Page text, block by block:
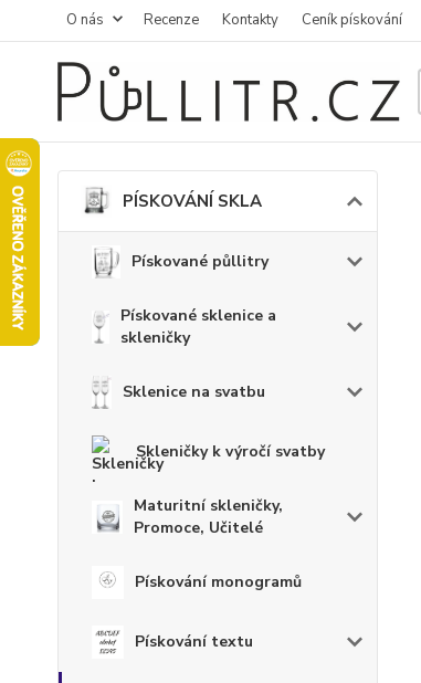
O nás Recenze Kontakty Ceník pískování
PÍSKOVÁNÍ SKLA
Pískované půllitry
Pískované sklenice a
skleničky
Sklenice na svatbu
Skleničky k výročí svatby
Maturitní skleničky,
Promoce, Učitelé
Pískování monogramů
Pískování textu